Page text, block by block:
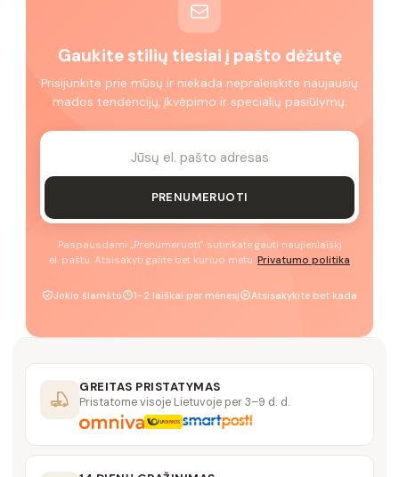
Gaukite stilių tiesiai į pašto dėžutę
Prisijunkite prie mūsų ir niekada nepraleiskite naujausių
mados tendencijų, įkvėpimo ir specialių pasiūlymų.
PRENUMERUOTI
Paspausdami „Prenumeruoti" sutinkate gauti naujienlaiškį
el. paštu. Atsisakyti galite bet kuriuo metu. Privatumo politika
Jokio šlamšto 1–2 laiškai per mėnesį Atsisakykite bet kada
GREITAS PRISTATYMAS
Pristatome visoje Lietuvoje per 3–9 d. d.